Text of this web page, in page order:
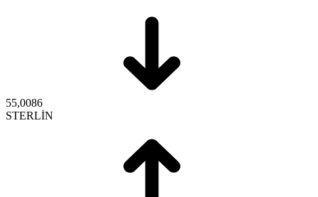
55,0086
STERLİN